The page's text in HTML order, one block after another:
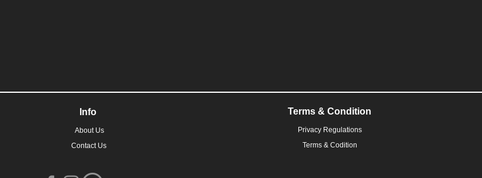
Info
About Us
Contact Us
Terms & Condition
Privacy Regulations
Terms & Codition